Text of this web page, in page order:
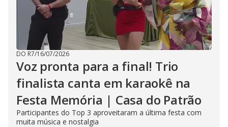
DO R7/16/07/2026
Voz pronta para a final! Trio
finalista canta em karaokê na
Festa Memória | Casa do Patrão
Participantes do Top 3 aproveitaram a última festa com
muita música e nostalgia